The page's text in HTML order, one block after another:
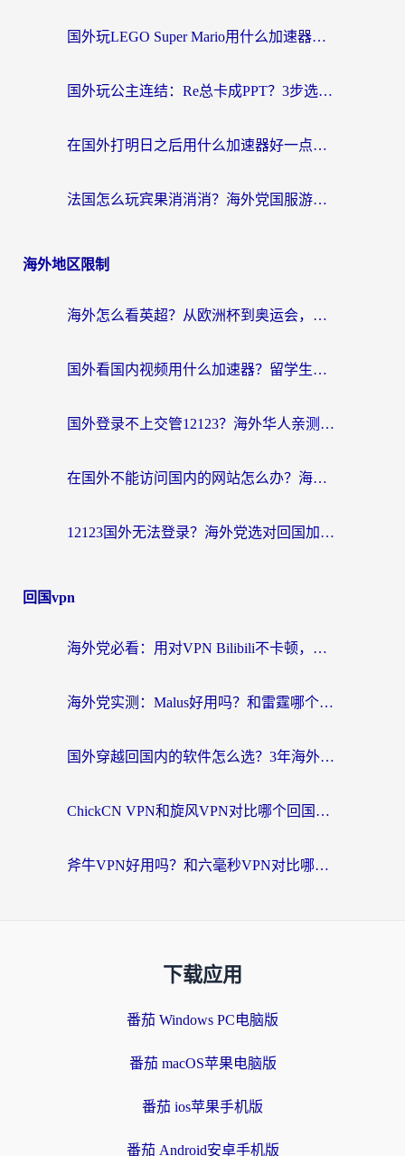
国外玩LEGO Super Mario用什么加速器？2026海外玩家亲测有效指南
国外玩公主连结：Re总卡成PPT？3步选对加速器，畅玩国服无压力
在国外打明日之后用什么加速器好一点？海外玩家亲测有效的国服游戏加速指南
法国怎么玩宾果消消消？海外党国服游戏加速器终极指南（附漫威召唤与合成解决办法）
海外地区限制
海外怎么看英超？从欧洲杯到奥运会，一份让你不卡壳的中文解说观看指南
国外看国内视频用什么加速器？留学生和海外华人的实用指南
国外登录不上交管12123？海外华人亲测有效的回国加速器选择指南
在国外不能访问国内的网站怎么办？海外党必看的无缝回国上网指南
12123国外无法登录？海外党选对回国加速器，轻松解决国内资源访问难题
回国vpn
海外党必看：用对VPN Bilibili不卡顿，英国玩国内游戏也丝滑——2026回国加速器选择指南
海外党实测：Malus好用吗？和雷霆哪个好？+ 3款热门加速器深度对比
国外穿越回国内的软件怎么选？3年海外党亲测实用指南，告别地域限制
ChickCN VPN和旋风VPN对比哪个回国效果更好？海外党实测回国内网神器指南
斧牛VPN好用吗？和六毫秒VPN对比哪个回国效果更好？海外党亲测实用指南
下载应用
番茄 Windows PC电脑版
番茄 macOS苹果电脑版
番茄 ios苹果手机版
番茄 Android安卓手机版